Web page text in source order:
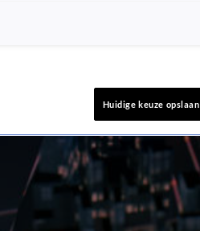
Huidige keuze opslaan